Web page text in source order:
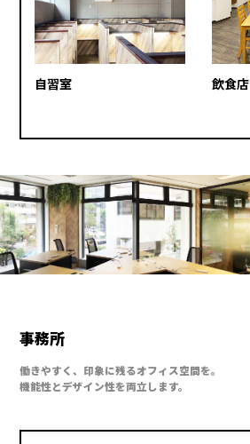
自習室 飲食店
事務所
働きやすく、印象に残るオフィス空間を。
機能性とデザイン性を両立します。